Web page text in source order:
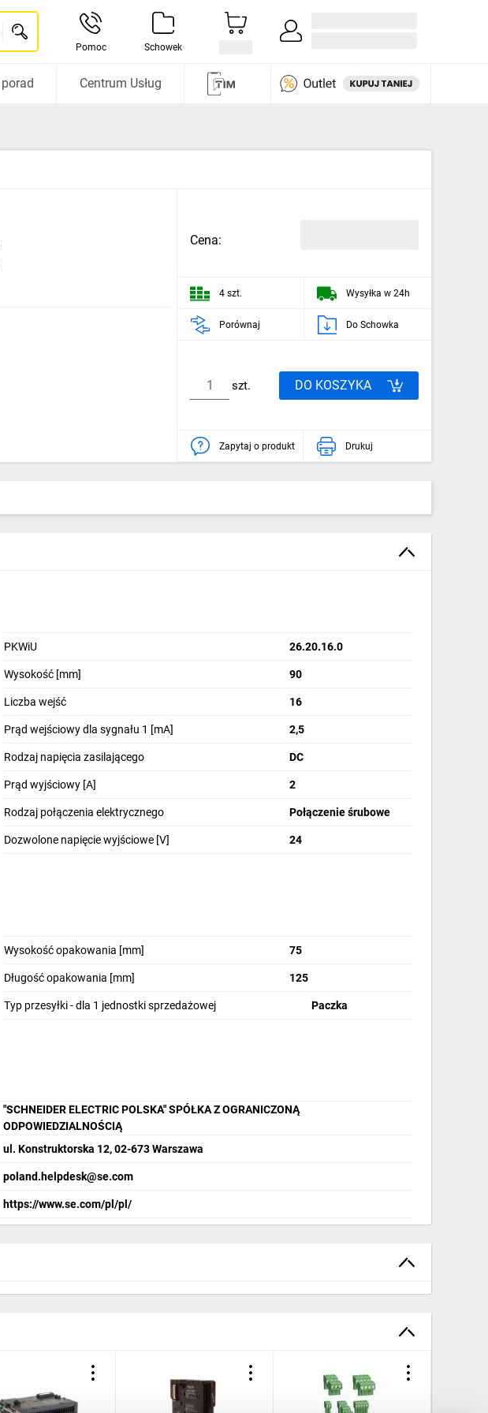
Pomoc Schowek
Centrum Usług
Cena:
4 szt. Wysyłka w 24h
Porównaj Do Schowka
szt. DO KOSZYKA
Zapytaj o produkt Drukuj
PKWiU 26.20.16.0
Wysokość [mm] 90
Liczba wejść 16
Prąd wejściowy dla sygnału 1 [mA] 2,5
Rodzaj napięcia zasilającego DC
Prąd wyjściowy [A] 2
Rodzaj połączenia elektrycznego Połączenie śrubowe
Dozwolone napięcie wyjściowe [V] 24
Wysokość opakowania [mm] 75
Długość opakowania [mm] 125
Typ przesyłki - dla 1 jednostki sprzedażowej Paczka
"SCHNEIDER ELECTRIC POLSKA" SPÓŁKA Z OGRANICZONĄ
ODPOWIEDZIALNOŚCIĄ
ul. Konstruktorska 12, 02-673 Warszawa
poland.helpdesk@se.com
https://www.se.com/pl/pl/